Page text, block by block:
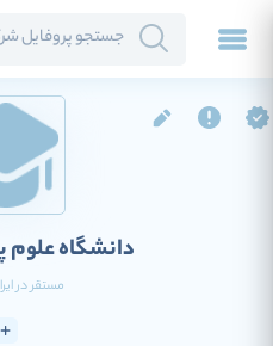
دانشگاه
مستقر در